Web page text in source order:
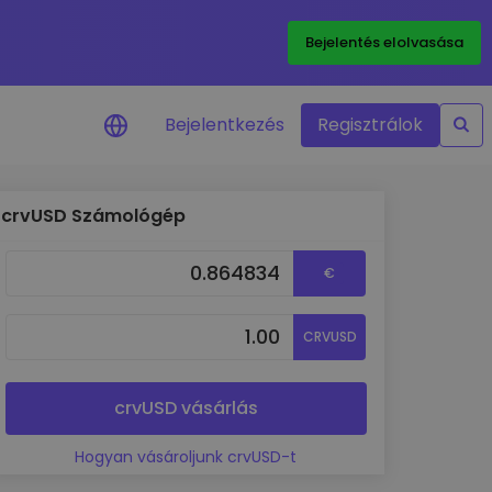
Bejelentés elolvasása
Portfólióelemzés
Intelligens betekintés az optimális
teljesítmény érdekében
Bejelentkezés Regisztrálok
crvUSD Számológép
€
CRVUSD
crvUSD vásárlás
Hogyan vásároljunk crvUSD-t